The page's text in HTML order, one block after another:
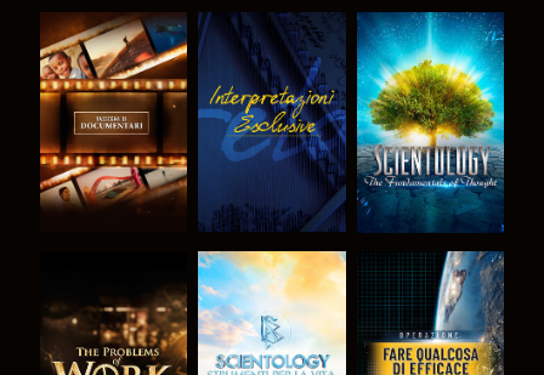
ESPLORA LE
SERIE
GUARDA
ESPLORA LE
SERIE
ESPLORA LE
SERIE
ESPLORA LE
SERIE
GUARDA